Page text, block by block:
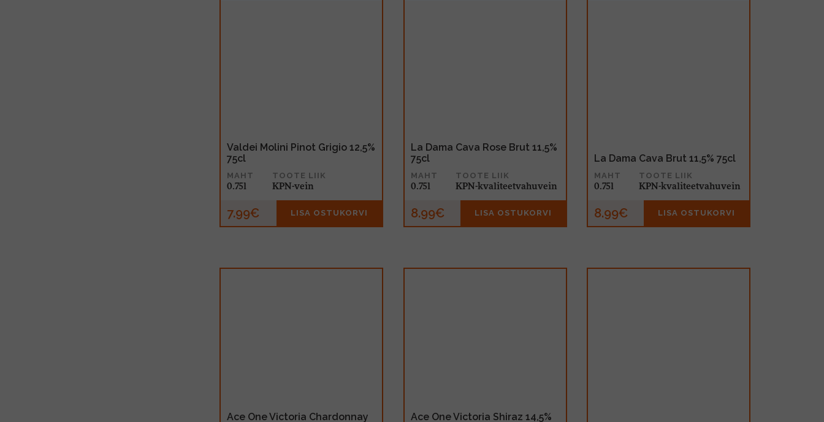
Valdei Molini Pinot Grigio 12,5%
75cl
MAHT
0.75l
TOOTE LIIK
KPN-vein
7.99€ LISA OSTUKORVI
La Dama Cava Rose Brut 11,5%
75cl
MAHT
0.75l
TOOTE LIIK
KPN-kvaliteetvahuvein
8.99€ LISA OSTUKORVI
La Dama Cava Brut 11,5% 75cl
MAHT
0.75l
TOOTE LIIK
KPN-kvaliteetvahuvein
8.99€ LISA OSTUKORVI
Ace One Victoria Chardonnay
Ace One Victoria Shiraz 14,5%